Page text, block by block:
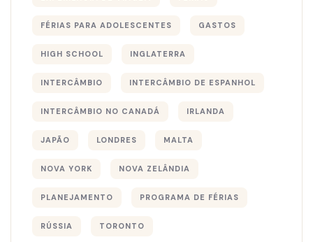
FÉRIAS PARA ADOLESCENTES GASTOS
HIGH SCHOOL INGLATERRA
INTERCÂMBIO INTERCÂMBIO DE ESPANHOL
INTERCÂMBIO NO CANADÁ IRLANDA
JAPÃO LONDRES MALTA
NOVA YORK NOVA ZELÂNDIA
PLANEJAMENTO PROGRAMA DE FÉRIAS
RÚSSIA TORONTO